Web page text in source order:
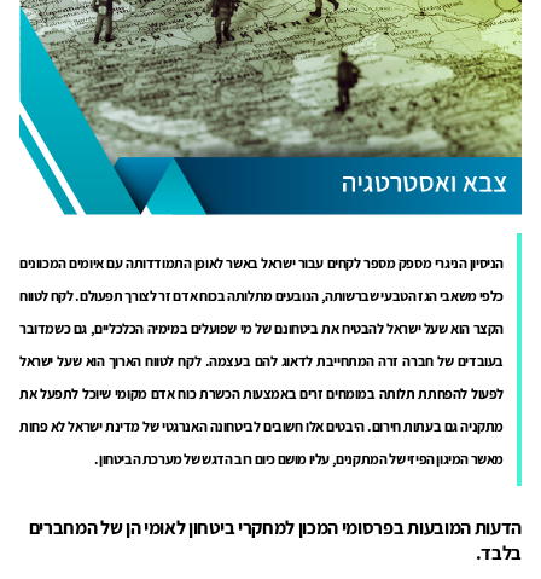
הניסיון הניגרי מספק מספר לקחים עבור ישראל באשר לאופן התמודדותה עם איומים המכוונים
כלפי משאבי הגז הטבעי שברשותה, הנובעים מתלותה בכוח אדם זר לצורך תפעולם. לקח לטווח
הקצר הוא שעל ישראל להבטיח את ביטחונם של מי שפועלים במימיה הכלכליים, גם כשמדובר
בעובדים של חברה זרה המתחייבת לדאוג להם בעצמה. לקח לטווח הארוך הוא שעל ישראל
לפעול להפחתת תלותה במומחים זרים באמצעות הכשרת כוח אדם מקומי שיוכל לתפעל את
מתקניה גם בעתות חירום. היבטים אלו חשובים לביטחונה האנרגטי של מדינת ישראל לא פחות
מאשר המיגון הפיזי של המתקנים, עליו מושם כיום רוב הדגש של מערכת הביטחון.
הדעות המובעות בפרסומי המכון למחקרי ביטחון לאומי הן של המחברים
בלבד.